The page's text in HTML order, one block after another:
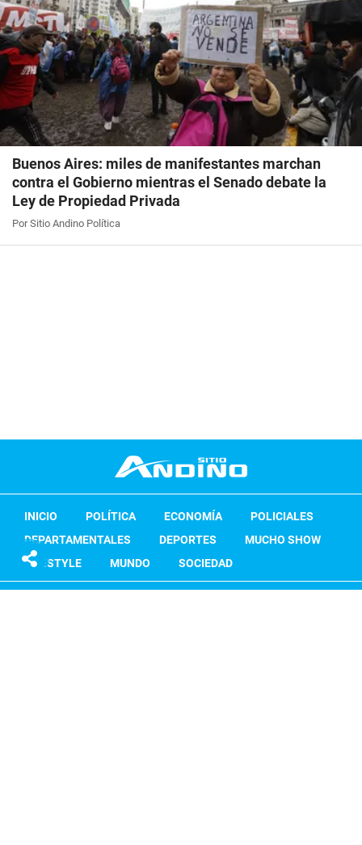
Buenos Aires: miles de manifestantes marchan
contra el Gobierno mientras el Senado debate la
Ley de Propiedad Privada
Por Sitio Andino Política
INICIO POLÍTICA ECONOMÍA
POLICIALES
DEPARTAMENTALES
DEPORTES
MUCHO SHOW
LIFESTYLE
MUNDO SOCIEDAD